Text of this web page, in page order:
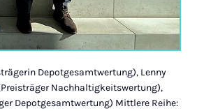
Depotgesamtwertung), Lenny
Nachhaltigkeitswertung),
Depotgesamtwertung) Mittlere Reihe: